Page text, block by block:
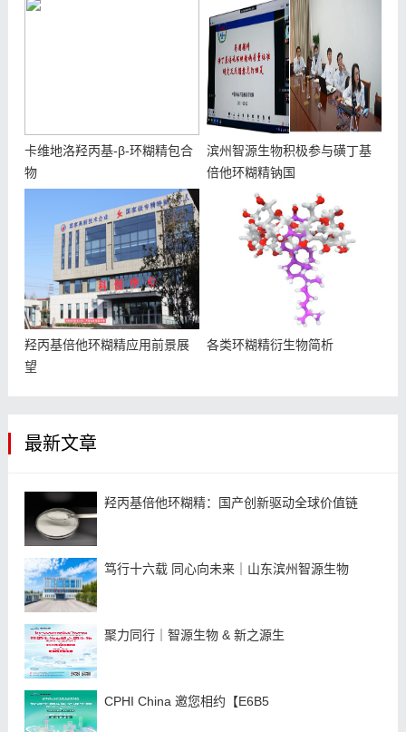
卡维地洛羟丙基-β-环糊精包合
物
滨州智源生物积极参与磺丁基
倍他环糊精钠国
羟丙基倍他环糊精应用前景展
望
各类环糊精衍生物简析
最新文章
羟丙基倍他环糊精：国产创新驱动全球价值链
笃行十六载 同心向未来｜山东滨州智源生物
聚力同行｜智源生物 & 新之源生
CPHI China 邀您相约【E6B5